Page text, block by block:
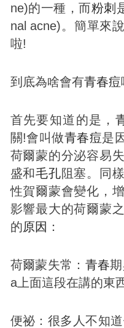
ne)的一種，而粉刺
nal acne)。簡單來說
啦!
到底為啥會有青春痘
首先要知道的是，
關!會叫做青春痘是
荷爾蒙的分泌容易
盛和毛孔阻塞。同
性賀爾蒙會變化，
影響最大的荷爾蒙
的原因 ：
荷爾蒙失常： 青春
a上面這段在講的東
便祕：很多人不知